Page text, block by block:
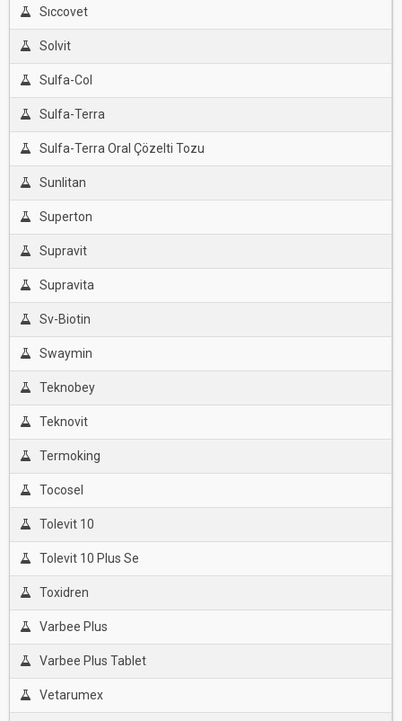
Sıccovet
Solvit
Sulfa-Col
Sulfa-Terra
Sulfa-Terra Oral Çözelti Tozu
Sunlitan
Superton
Supravit
Supravita
Sv-Biotin
Swaymin
Teknobey
Teknovit
Termoking
Tocosel
Tolevit 10
Tolevit 10 Plus Se
Toxidren
Varbee Plus
Varbee Plus Tablet
Vetarumex